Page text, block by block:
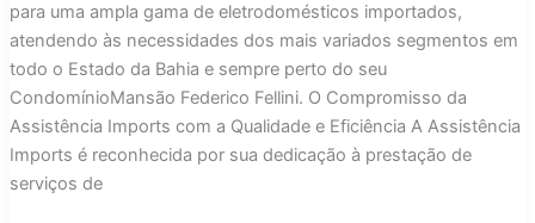
para uma ampla gama de eletrodomésticos importados,
atendendo às necessidades dos mais variados segmentos em
todo o Estado da Bahia e sempre perto do seu
CondomínioMansão Federico Fellini. O Compromisso da
Assistência Imports com a Qualidade e Eficiência A Assistência
Imports é reconhecida por sua dedicação à prestação de
serviços de